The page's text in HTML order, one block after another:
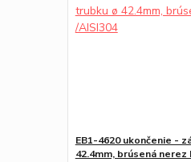
EB1-4620 ukončenie -
42.4mm, brúsená nerez